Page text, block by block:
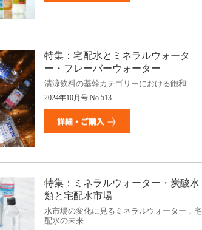
特集：宅配水とミネラルウォータ
ー・フレーバーウォーター
清涼飲料の基幹カテゴリーにおける飽和
2024年10月号No.513
特集：ミネラルウォーター・炭酸水
類と宅配水市場
水市場の変化に見るミネラルウォーター，宅
配水の未来